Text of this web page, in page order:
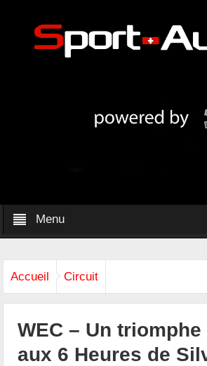
Menu
Accueil Circuit
WEC – Un
aux 6 Heures de